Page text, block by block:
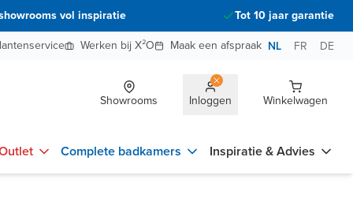
vol inspiratie
Tot 10 jaar garantie
Werken bij X²O Maak een afspraak NL FR DE
Showrooms Inloggen Winkelwagen
Complete badkamers Inspiratie & Advies